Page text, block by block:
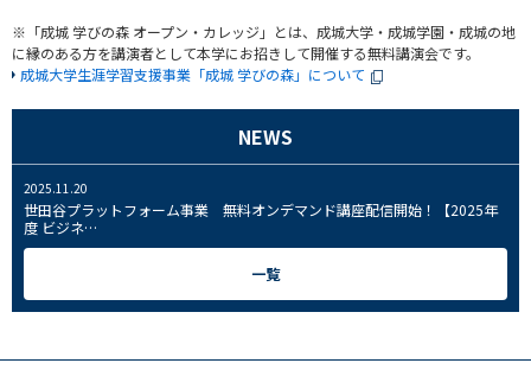
※「成城 学びの森 オープン・カレッジ」とは、成城大学・成城学園・成城の地
に縁のある方を講演者として本学にお招きして開催する無料講演会です。
成城大学生涯学習支援事業「成城 学びの森」について
NEWS
2025.08.27
2025.11.20
世田谷プラットフォーム事業 無料オンデマンド講座配信開始！【2025年
度 ビジネ…
2025.08.27
2025年度 成城学びの森 コミュニティー・カレッジ秋冬講座 チラシを公開し
2026.03.16
2026年度 成城学びの森 コミュニティー・カレッジ春夏講座 チラシを公開し
一覧